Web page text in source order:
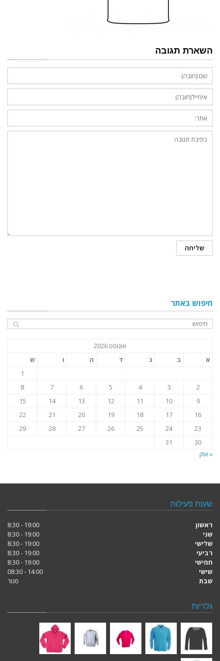
השארת תגובה
חיפוש באתר
אוגוסט 2026
א
ב ג ד ה ו
ש
1
2
3
4
5
6
7
8
9
10
11
12
13
14
15
16
17
18
19
20
21
22
23
24
25
26
27
28
29
30
31
« אוק
שעות פעילות
ראשון
19:00 - 8:30
שני
19:00 - 8:30
שלישי
19:00 - 8:30
רביעי
19:00 - 8:30
חמישי
19:00 - 8:30
שישי
14:00 - 08:30
שבת
סגור
גלריות